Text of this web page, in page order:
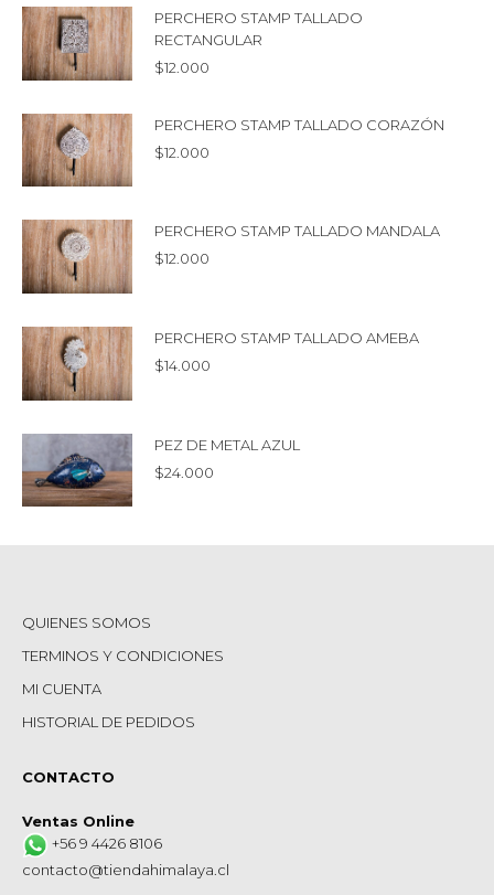
PERCHERO STAMP TALLADO
RECTANGULAR
$12.000
PERCHERO STAMP TALLADO CORAZÓN
$12.000
PERCHERO STAMP TALLADO MANDALA
$12.000
PERCHERO STAMP TALLADO AMEBA
$14.000
PEZ DE METAL AZUL
$24.000
QUIENES SOMOS
TERMINOS Y CONDICIONES
MI CUENTA
HISTORIAL DE PEDIDOS
CONTACTO
Ventas Online
+56 9 4426 8106
contacto@tiendahimalaya.cl